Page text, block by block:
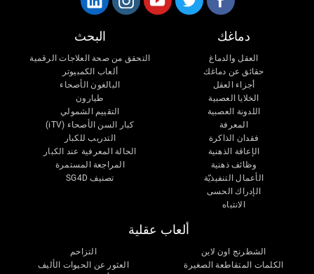
دماغك
العقل والدماغ
حقائق عن دماغك
أجزاء العقل
الخلايا العصبية
اللدونة العصبية
المعرفة
فقدان الذاكرة
الإعاقة الذهنية
وظائف ذهنية
الأعمال التنفيذيّة
الإدراك الحسى
الانتباه
البحث
التحقق من صحة العلاجات الرقمية
ألعاب الكمبيوتر
البالغون الأصحاء
طيارون
التقييم الشمولي
كبار السن الأصحاء (iTV)
التدريب للكبار
الحالة المعرفية عند الكبار
المراجعة المستمرة
تصنيف SG4D
ألعاب عقلية
الشطرنج اون لاين
الكلمات المتقاطعة الصغيرة
التزاحم
العثور عن الحيوات الأليف